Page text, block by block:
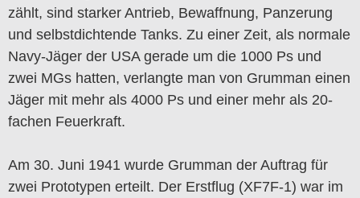
zählt, sind starker Antrieb, Bewaffnung, Panzerung
und selbstdichtende Tanks. Zu einer Zeit, als normale
Navy-Jäger der USA gerade um die 1000 Ps und
zwei MGs hatten, verlangte man von Grumman einen
Jäger mit mehr als 4000 Ps und einer mehr als 20-
fachen Feuerkraft.
Am 30. Juni 1941 wurde Grumman der Auftrag für
zwei Prototypen erteilt. Der Erstflug (XF7F-1) war im